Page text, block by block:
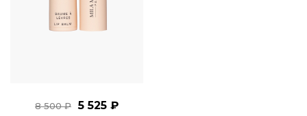
8 500 ₽
5 525 ₽